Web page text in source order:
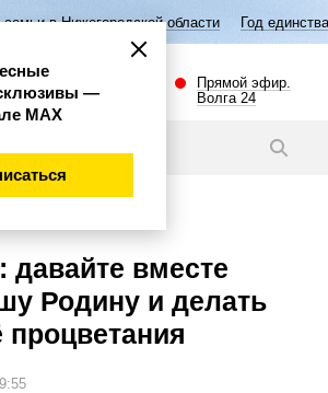
области Год единства народов России
Прямой эфир.
Волга 24
вместе
Родину и делать
процветания
—
МАХ